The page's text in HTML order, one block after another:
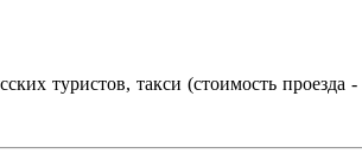
туристов, такси (стоимость